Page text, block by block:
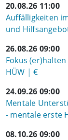
20.08.26 11:00
Auffälligkeiten
und
26.08.26 09:00
Fokus
HÜW | €
24.09.26 09:00
Mentale
- mentale erste
08.10.26 09:00